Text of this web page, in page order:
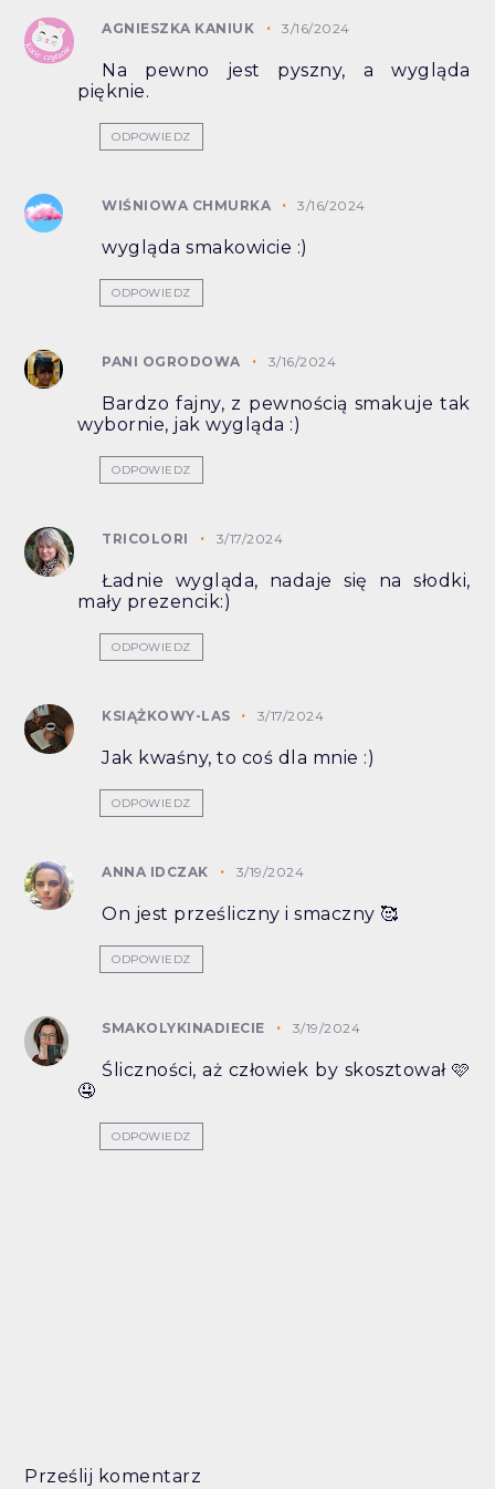
AGNIESZKA KANIUK 3/16/2024
Na pewno jest pyszny, a wygląda
pięknie.
ODPOWIEDZ
WIŚNIOWA CHMURKA 3/16/2024
wygląda smakowicie :)
ODPOWIEDZ
PANI OGRODOWA 3/16/2024
Bardzo fajny, z pewnością smakuje tak
wybornie, jak wygląda :)
ODPOWIEDZ
TRICOLORI 3/17/2024
Ładnie wygląda, nadaje się na słodki,
mały prezencik:)
ODPOWIEDZ
KSIĄŻKOWY-LAS 3/17/2024
Jak kwaśny, to coś dla mnie :)
ODPOWIEDZ
ANNA IDCZAK 3/19/2024
On jest prześliczny i smaczny 🥰
ODPOWIEDZ
SMAKOLYKINADIECIE 3/19/2024
Śliczności, aż człowiek by skosztował 🩷
🤤
ODPOWIEDZ
Prześlij komentarz